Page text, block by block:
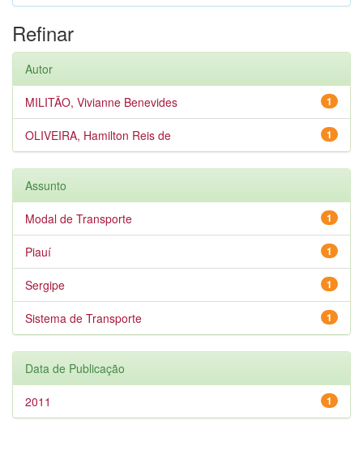
Refinar
Autor
1
MILITÃO, Vivianne Benevides
1
OLIVEIRA, Hamilton Reis de
Assunto
1
Modal de Transporte
1
Piauí
1
Sergipe
1
Sistema de Transporte
Data de Publicação
1
2011